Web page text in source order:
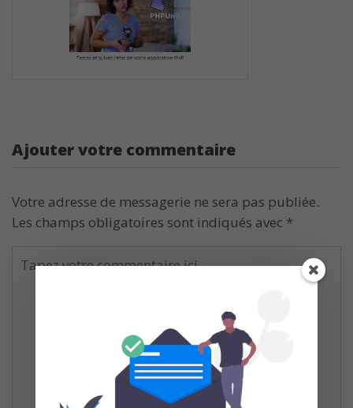
Ajouter votre commentaire
Votre adresse de messagerie ne sera pas publiée.
Les champs obligatoires sont indiqués avec *